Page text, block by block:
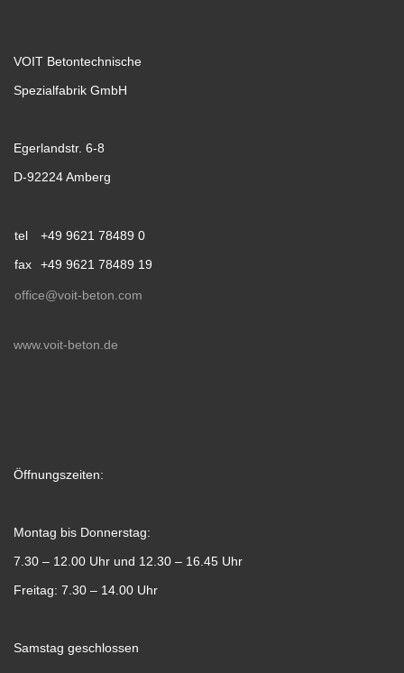
VOIT Betontechnische
Spezialfabrik GmbH
Egerlandstr. 6-8
D-92224 Amberg
tel
fax
+49 9621 78489 0
+49 9621 78489 19
office@voit-beton.com
www.voit-beton.de
Öffnungszeiten:
Montag bis Donnerstag:
7.30 – 12.00 Uhr und 12.30 – 16.45 Uhr
Freitag: 7.30 – 14.00 Uhr
Samstag geschlossen